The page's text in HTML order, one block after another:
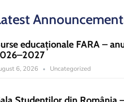
educaționale FARA –
6, 2026 Uncategorized